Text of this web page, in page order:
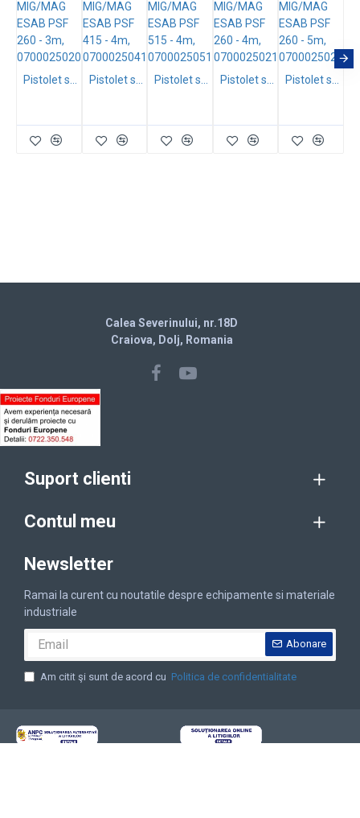
Calea Severinului, nr.18D
Craiova, Dolj, Romania
Suport clienti
Contul meu
Newsletter
Ramai la curent cu noutatile despre echipamente si materiale
industriale
Abonare
Am citit şi sunt de acord cu Politica de confidentialitate